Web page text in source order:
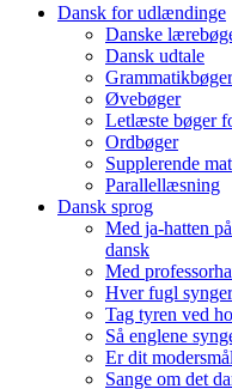
Dansk for udlændinge
Danske
Dansk udtale
Grammatikbøger
Øvebøger
Letlæste bøger
Ordbøger
Supplerende
Parallellæsning
Dansk sprog
Med ja-hatten
dansk
Med
Hver fugl
Tag tyren ved
Så englene
Er dit
Sange om det